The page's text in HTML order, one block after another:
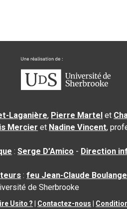
Laganière, Pierre Martel et
Mercier et Nadine Vincent,
:Serge D’Amico - Direction
:feu Jean-Claude
de Sherbrooke
Usito ? Contactez-nous